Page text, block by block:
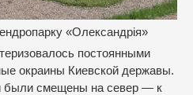
«Олександрія»
постоянными
окраины Киевской державы.
были смещены на север — к